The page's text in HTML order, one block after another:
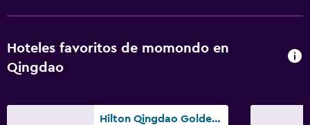
Hoteles favoritos de momondo en
Qingdao
Hilton Qingdao Golden Beach